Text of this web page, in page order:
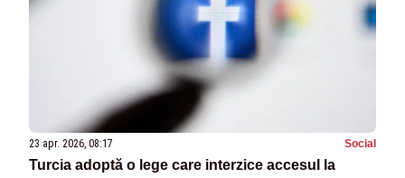
23 apr. 2026, 08:17 Social
Turcia adoptă o lege care interzice accesul la